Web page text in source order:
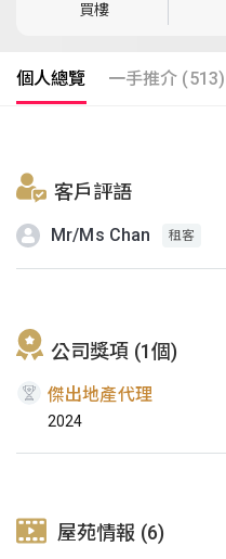
買樓
個人總覽 一手推介 (513)
客戶評語
Mr/Ms Chan 租客
公司獎項 (1個)
傑出地產代理
2024
屋苑情報 (6)